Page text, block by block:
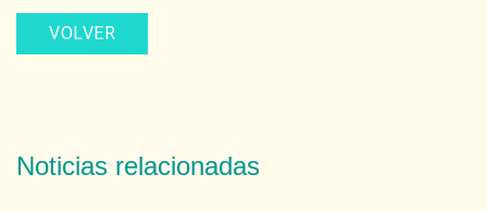
VOLVER
Noticias relacionadas